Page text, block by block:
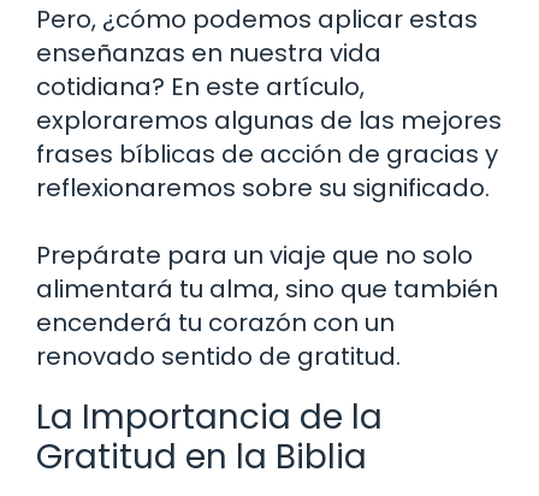
Pero, ¿cómo podemos aplicar estas
enseñanzas en nuestra vida
cotidiana? En este artículo,
exploraremos algunas de las mejores
frases bíblicas de acción de gracias y
reflexionaremos sobre su significado.
Prepárate para un viaje que no solo
alimentará tu alma, sino que también
encenderá tu corazón con un
renovado sentido de gratitud.
La Importancia de la
Gratitud en la Biblia